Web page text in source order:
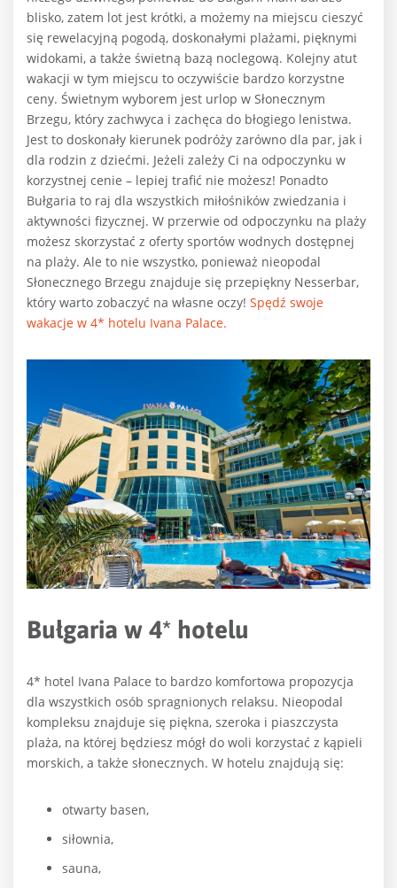
blisko, zatem lot jest krótki, a możemy na miejscu cieszyć
się rewelacyjną pogodą, doskonałymi plażami, pięknymi
widokami, a także świetną bazą noclegową. Kolejny atut
wakacji w tym miejscu to oczywiście bardzo korzystne
ceny. Świetnym wyborem jest urlop w Słonecznym
Brzegu, który zachwyca i zachęca do błogiego lenistwa.
Jest to doskonały kierunek podróży zarówno dla par, jak i
dla rodzin z dziećmi. Jeżeli zależy Ci na odpoczynku w
korzystnej cenie – lepiej trafić nie możesz! Ponadto
Bułgaria to raj dla wszystkich miłośników zwiedzania i
aktywności fizycznej. W przerwie od odpoczynku na plaży
możesz skorzystać z oferty sportów wodnych dostępnej
na plaży. Ale to nie wszystko, ponieważ nieopodal
Słonecznego Brzegu znajduje się przepiękny Nesserbar,
który warto zobaczyć na własne oczy! Spędź swoje
wakacje w 4* hotelu Ivana Palace.
Bułgaria w 4* hotelu
4* hotel Ivana Palace to bardzo komfortowa propozycja
dla wszystkich osób spragnionych relaksu. Nieopodal
kompleksu znajduje się piękna, szeroka i piaszczysta
plaża, na której będziesz mógł do woli korzystać z kąpieli
morskich, a także słonecznych. W hotelu znajdują się:
otwarty basen,
siłownia,
sauna,